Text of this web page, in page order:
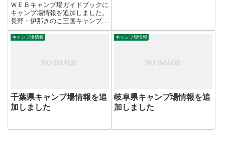
ＷＥＢキャンプ場ガイドブックに
キャンプ場情報を追加しました。
長野・伊那きのこ王国キャンプ場
（長野 キャンプ場）【キャンプ
場紹介】スキー場の自然と傾斜を
の夜景がとても綺麗に見られま...
キャンプ場情報
千葉県キャンプ場情報を追
加しました
キャンプ場情報
岐阜県キャンプ場情報を追
加しました